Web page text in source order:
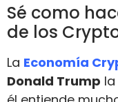
Sé como
de los
La Economía
Donald Trump